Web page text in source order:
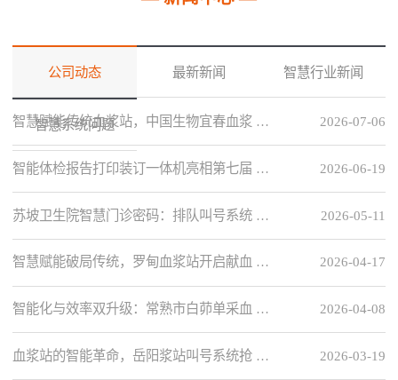
公司动态 最新新闻 智慧行业新闻
智慧系统问题 2026-07-06
智慧赋能传统血浆站，中国生物宜春血浆 …
2026-06-19
智能体检报告打印装订一体机亮相第七届 …
2026-05-11
苏坡卫生院智慧门诊密码：排队叫号系统 …
2026-04-17
智慧赋能破局传统，罗甸血浆站开启献血 …
2026-04-08
智能化与效率双升级：常熟市白茆单采血 …
2026-03-19
血浆站的智能革命，岳阳浆站叫号系统抢 …